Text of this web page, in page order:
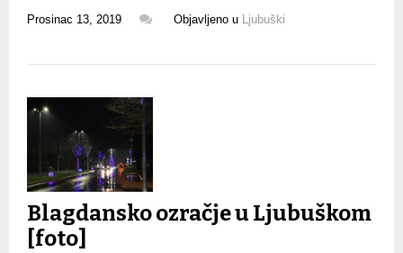
Prosinac 13, 2019 Objavljeno u Ljubuški
Blagdansko ozračje u Ljubuškom
[foto]